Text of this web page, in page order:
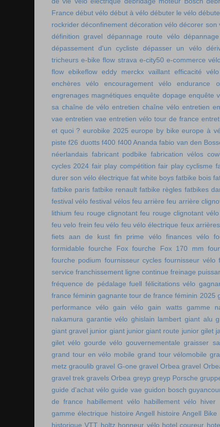
France début vélo début à vélo débuter le vélo
rockrider déconfinement décoration vélo décorer son
définition gravel
dépannage route vélo
dépassement d'un cycliste
dépasser un vélo
tricheurs e-bike flow strava e-city50 e-commerce
flow ebikeflow eddy merckx vaillant efficacité vélo
enchères vélo
encouragement vélo
endurance
engrenages magnétiques enquête dopage enquête
sa chaîne de vélo entretien chaîne vélo entretien
vae entretien vae entretien vélo tour de france
et quoi ? eurobike 2025 europe by bike europe à
piste f26 duotts f400 f400 Ananda fabio van den
néerlandais fabricant podbike fabrication vélos
cycles 2024 fair play compétition fair play cyclisme
durer son vélo électrique fat white boys fatbike bois
fatbike paris fatbike renault fatbike règles fatbikes
festival vélo festival vélos feu arrière feu arrière
lithium feu rouge clignotant feu rouge clignotant vélo
feu velo frein feu vélo feu vélo électrique feux
fiets aan de kust fin prime vélo finances vélo
formidable fourche Fox fourche Fox 170 mm
fourche podium fournisseur cycles fournisseur vélo
service franchissement ligne continue freinage
fréquence de pédalage fuell félicitations vélo
france féminin gagnante tour de france féminin 2025
performance vélo
gain vélo gain watts gamme
nakamura garantie vélo ghislain lambert giant alu
giant gravel junior giant junior giant route junior gilet
gilet vélo gourde vélo gouvernementale graisser
grand tour en vélo mobile grand tour vélomobile
metz graoulib gravel G-one gravel Orbea gravel
gravel trek gravels Orbea greyp greyp Porsche
guide d'achat vélo guide vae guidon bosch
de france
habillement vélo habillement vélo hiver
gamme électrique histoire Angell histoire Angell Bike
historique VTT holtz honneur vélo hotel coureur